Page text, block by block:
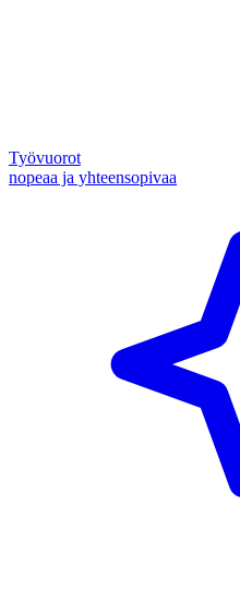
Työvuorot
nopeaa ja yhteensopivaa